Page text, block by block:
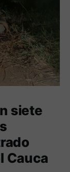
siete
Cauca